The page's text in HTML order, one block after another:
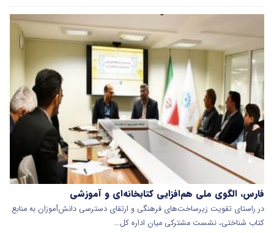
فارس، الگوی ملی هم‌افزایی کتابخانه‌ای و آموزشی
در راستای تقویت زیرساخت‌های فرهنگی و ارتقای دسترسی دانش‌آموزان به منابع
کتاب شناختی‌، نشست مشترکی میان اداره کل…